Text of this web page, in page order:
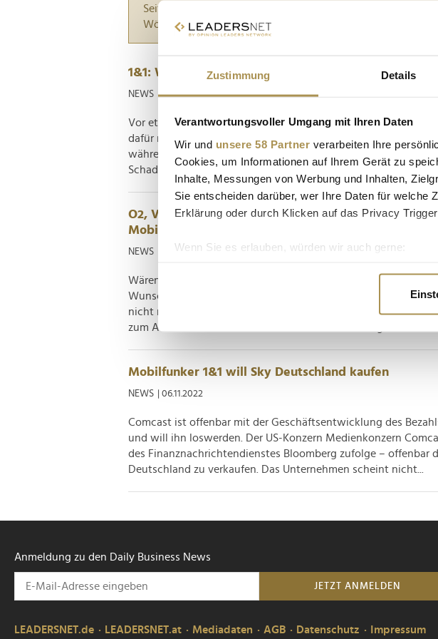
Zustimmung Details
Verantwortungsvoller Umgang mit Ihren Daten
Wir und unsere 58 Partner verarbeiten Ihre
Cookies, um Informationen auf Ihrem Gerät zu
Inhalte, Messungen von Werbung und Inhalten,
Sie entscheiden darüber, wer Ihre Daten für welche
Erklärung oder durch Klicken auf das Privacy
Wenn Sie es erlauben, würden wir auch gerne:
Erfahren Sie mehr darüber, wie Ihre persönlichen
und die Zugriffe auf unsere Website zu analysieren.
Website an unsere Partner für soziale Medien,
der Dienste gesammelt haben.
Seiten suchen, die genau diese Wortgruppe enthalten:
Wörter zwischen Anführungszeichen: zb "Vorname
1&1: Wie viele Kunden kosten mehrtägige
NEWS | 11.08.2024
Vor etwa acht Monaten ist 1&1 in den Markt der
dafür notwendige Ausbau von Infrastruktur verläuft in
während vor dem Hintergrund des aktuellen
Schaden der große Netzausausfall im...
O2, Vodafone, Telekom und 1&1: So zufrieden sind
Mobilfunkanbietern
NEWS | 21.12.2022
Wären alle Tarife und Anbieter gleich, würde sich der Großteil
Wunschanbieter entscheiden. Das Smartphone ist ein wahrer
nicht mehr wegzudenken. Egal ob für Entertainment oder die
zum Austausch mit Freunden oder um Überweisungen...
Mobilfunker 1&1 will Sky Deutschland kaufen
NEWS | 06.11.2022
Comcast ist offenbar mit der Geschäftsentwicklung des
und will ihn loswerden. Der US-Konzern Medienkonzern
des Finanznachrichtendienstes Bloomberg zufolge – offenbar
Deutschland zu verkaufen. Das Unternehmen scheint nicht...
Anmeldung zu den Daily Business News
JETZT ANMELDEN
LEADERSNET.de LEADERSNET.at Mediadaten AGB Datenschutz Impressum